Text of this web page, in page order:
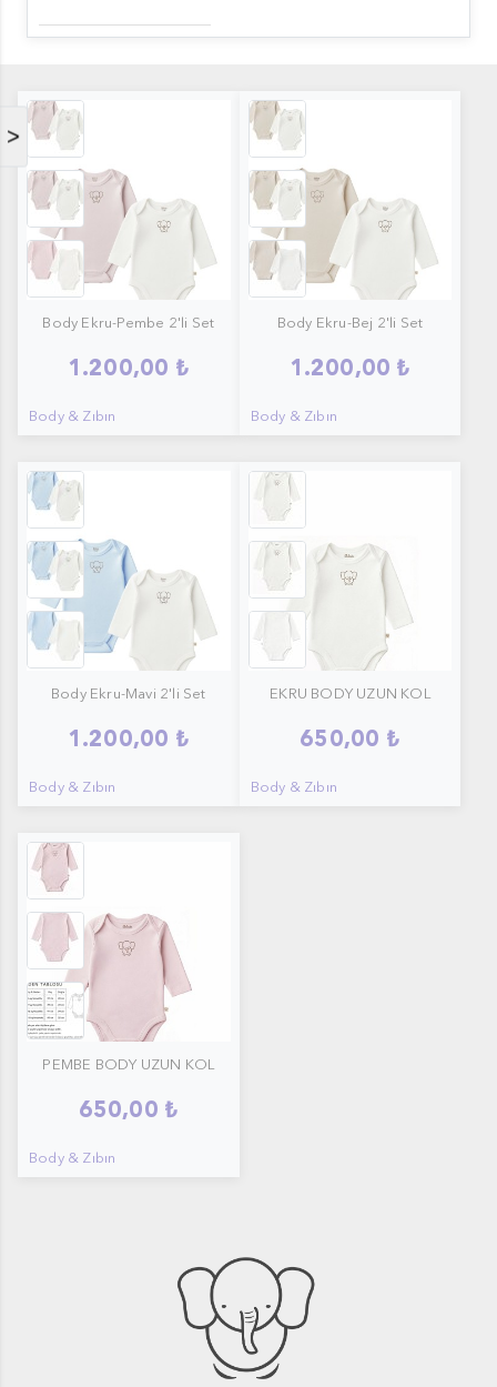
>
Body Ekru-Pembe 2'li Set1
Body Ekru-Pembe 2'li Set
1.200,00 ₺
Body & Zıbın
Body Ekru-Bej 2'li Set2
Body Ekru-Bej 2'li Set
1.200,00 ₺
Body & Zıbın
Body Ekru-Mavi 2'li Set1
Body Ekru-Mavi 2'li Set
1.200,00 ₺
Body & Zıbın
EKRU BODY UZUN KOL2
EKRU BODY UZUN KOL
650,00 ₺
Body & Zıbın
PEMBE BODY UZUN KOL1
PEMBE BODY UZUN KOL
650,00 ₺
Body & Zıbın